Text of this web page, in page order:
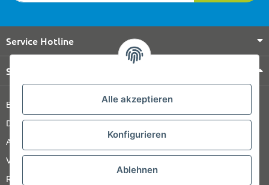
Alle akzeptieren
Konfigurieren
Ablehnen
Service Hotline
Shop Service
Barrierefreiheitserklärung
Datenschutz
AGB
Versandinformationen
Retour